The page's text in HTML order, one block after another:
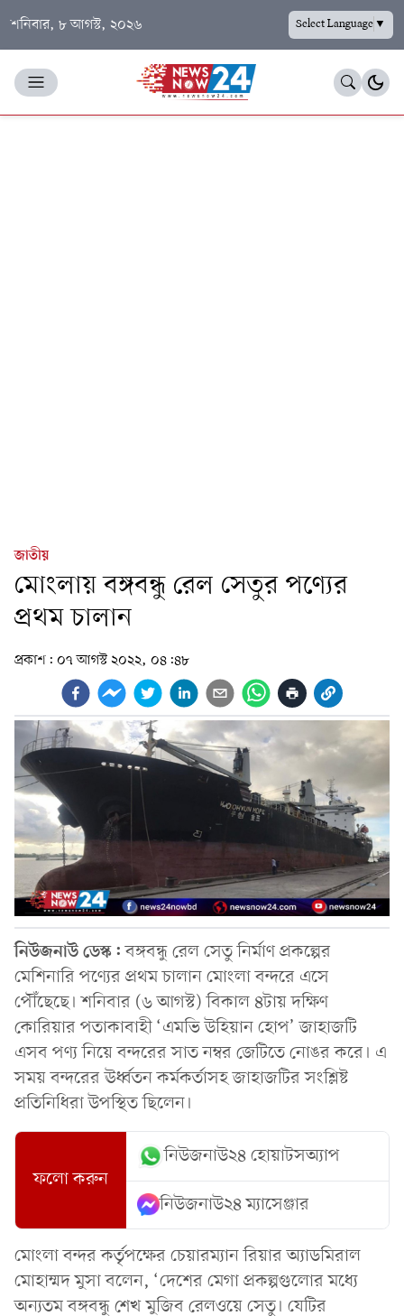
শনিবার, ৮ আগস্ট, ২০২৬ Select Language▼
জাতীয়
মোংলায় বঙ্গবন্ধু রেল সেতুর পণ্যের
প্রথম চালান
প্রকাশ: ০৭ আগস্ট ২০২২, ০৪:৪৮
নিউজনাউ ডেস্ক:বঙ্গবন্ধু রেল সেতু নির্মাণ প্রকল্পের
মেশিনারি পণ্যের প্রথম চালান মোংলা বন্দরে এসে
পৌঁছেছে। শনিবার (৬ আগস্ট) বিকাল ৪টায় দক্ষিণ
কোরিয়ার পতাকাবাহী ‘এমভি উহিয়ান হোপ’ জাহাজটি
এসব পণ্য নিয়ে বন্দরের সাত নম্বর জেটিতে নোঙর করে। এ
সময় বন্দরের ঊর্ধ্বতন কর্মকর্তাসহ জাহাজটির সংশ্লিষ্ট
প্রতিনিধিরা উপস্থিত ছিলেন।
ফলো করুন
নিউজনাউ২৪ হোয়াটসঅ্যাপ
নিউজনাউ২৪ ম্যাসেঞ্জার
মোংলা বন্দর কর্তৃপক্ষের চেয়ারম্যান রিয়ার অ্যাডমিরাল
মোহাম্মদ মুসা বলেন, ‘দেশের মেগা প্রকল্পগুলোর মধ্যে
অন্যতম বঙ্গবন্ধু শেখ মুজিব রেলওয়ে সেতু। যেটির